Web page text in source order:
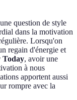
question de style
dans la motivation
Lorsqu'on
regain d'énergie et
Today, avoir une
à nous
apportent aussi
rompre avec la